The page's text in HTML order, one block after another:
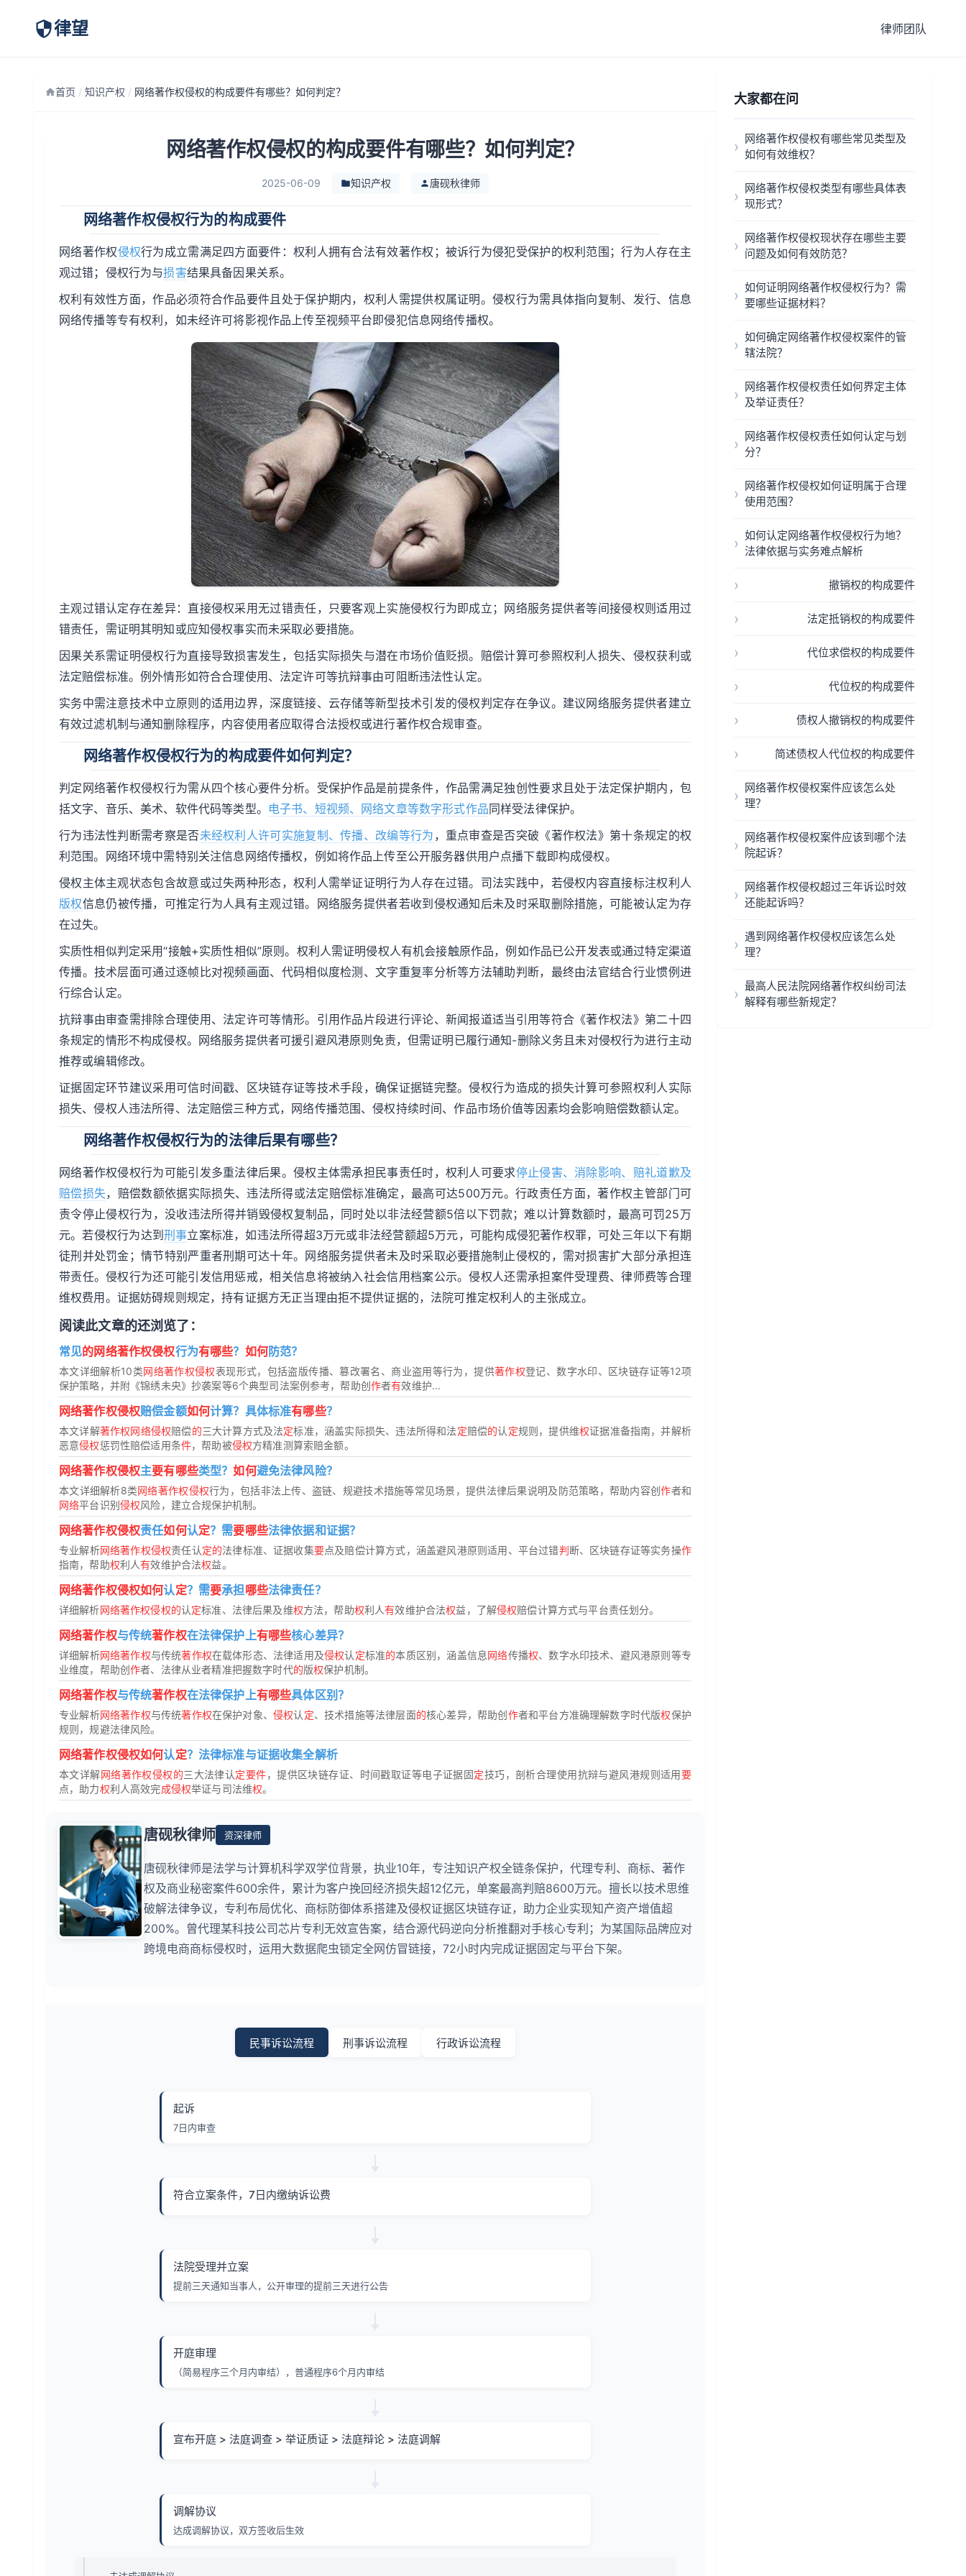
律望 律师团队
首页 / 知识产权 / 网络著作权侵权的构成要件有哪些？如何判定？
网络著作权侵权的构成要件有哪些？如何判定？
2025-06-09 知识产权 唐砚秋律师
网络著作权侵权行为的构成要件
网络著作权侵权行为成立需满足四方面要件：权利人拥有合法有效著作权；被诉行为侵犯受保护的权利范围；行为人存在主
观过错；侵权行为与损害结果具备因果关系。
权利有效性方面，作品必须符合作品要件且处于保护期内，权利人需提供权属证明。侵权行为需具体指向复制、发行、信息
网络传播等专有权利，如未经许可将影视作品上传至视频平台即侵犯信息网络传播权。
主观过错认定存在差异：直接侵权采用无过错责任，只要客观上实施侵权行为即成立；网络服务提供者等间接侵权则适用过
错责任，需证明其明知或应知侵权事实而未采取必要措施。
因果关系需证明侵权行为直接导致损害发生，包括实际损失与潜在市场价值贬损。赔偿计算可参照权利人损失、侵权获利或
法定赔偿标准。例外情形如符合合理使用、法定许可等抗辩事由可阻断违法性认定。
实务中需注意技术中立原则的适用边界，深度链接、云存储等新型技术引发的侵权判定存在争议。建议网络服务提供者建立
有效过滤机制与通知删除程序，内容使用者应取得合法授权或进行著作权合规审查。
网络著作权侵权行为的构成要件如何判定？
判定网络著作权侵权行为需从四个核心要件分析。受保护作品是前提条件，作品需满足独创性要求且处于法定保护期内，包
括文字、音乐、美术、软件代码等类型。 电子书、短视频、网络文章等数字形式作品同样受法律保护。
行为违法性判断需考察是否未经权利人许可实施复制、传播、改编等行为 ，重点审查是否突破《著作权法》第十条规定的权
利范围。网络环境中需特别关注信息网络传播权，例如将作品上传至公开服务器供用户点播下载即构成侵权。
侵权主体主观状态包含故意或过失两种形态，权利人需举证证明行为人存在过错。司法实践中，若侵权内容直接标注权利人
版权信息仍被传播，可推定行为人具有主观过错。网络服务提供者若收到侵权通知后未及时采取删除措施，可能被认定为存
在过失。
实质性相似判定采用“接触+实质性相似”原则。权利人需证明侵权人有机会接触原作品，例如作品已公开发表或通过特定渠道
传播。技术层面可通过逐帧比对视频画面、代码相似度检测、文字重复率分析等方法辅助判断，最终由法官结合行业惯例进
行综合认定。
抗辩事由审查需排除合理使用、法定许可等情形。引用作品片段进行评论、新闻报道适当引用等符合《著作权法》第二十四
条规定的情形不构成侵权。网络服务提供者可援引避风港原则免责，但需证明已履行通知-删除义务且未对侵权行为进行主动
推荐或编辑修改。
证据固定环节建议采用可信时间戳、区块链存证等技术手段，确保证据链完整。侵权行为造成的损失计算可参照权利人实际
损失、侵权人违法所得、法定赔偿三种方式，网络传播范围、侵权持续时间、作品市场价值等因素均会影响赔偿数额认定。
网络著作权侵权行为的法律后果有哪些？
网络著作权侵权行为可能引发多重法律后果。侵权主体需承担民事责任时，权利人可要求停止侵害、消除影响、赔礼道歉及
赔偿损失，赔偿数额依据实际损失、违法所得或法定赔偿标准确定，最高可达500万元。行政责任方面，著作权主管部门可
责令停止侵权行为，没收违法所得并销毁侵权复制品，同时处以非法经营额5倍以下罚款；难以计算数额时，最高可罚25万
元。若侵权行为达到 刑事立案标准，如违法所得超3万元或非法经营额超5万元，可能构成侵犯著作权罪，可处三年以下有期
徒刑并处罚金；情节特别严重者刑期可达十年。网络服务提供者未及时采取必要措施制止侵权的，需对损害扩大部分承担连
带责任。侵权行为还可能引发信用惩戒，相关信息将被纳入社会信用档案公示。侵权人还需承担案件受理费、律师费等合理
维权费用。证据妨碍规则规定，持有证据方无正当理由拒不提供证据的，法院可推定权利人的主张成立。
阅读此文章的还浏览了：
常见的网络著作权侵权行为有哪些？ 如何防范？
本文详细解析10类网络著作权侵权表现形式，包括盗版传播、篡改署名、商业盗用等行为，提供著作权登记、数字水印、区块链存证等12项
保护策略，并附《锦绣未央》抄袭案等6个典型司法案例参考，帮助创作者有效维护...
网络著作权侵权赔偿金额如何计算？具体标准有哪些？
本文详解著作权网络侵权赔偿的三大计算方式及法定标准，涵盖实际损失、违法所得和法定赔偿的认 定规则，提供维权证据准备指南，并解析
恶意侵权惩罚性赔偿适用条件，帮助被侵权方精准测算索赔金额。
网络著作权侵权主要有哪些类型？如何避免法律风险？
本文详细解析8类网络著作权侵权行为，包括非法上传、盗链、规避技术措施等常见场景，提供法律后果说明及防范策略，帮助内容创作者和
网络平台识别侵权风险，建立合规保护机制。
网络著作权侵权责任如何认定？需要哪些法律依据和证据？
专业解析网络著作权侵权责任认定的法律标准、证据收集要点及赔偿计算方式，涵盖避风港原则适用、平台过错判断、区块链存证等实务操作
指南，帮助权利人有效维护合法权益。
网络著作权侵权如何认定？需要承担哪些法律责任？
详细解析网络著作权侵权的认定标准、法律后果及维权方法，帮助权利人有效维护合法权益，了解侵权赔偿计算方式与平台责任划分。
网络著作权与传统著作权在法律保护上有哪些核心差异？
详细解析网络著作权与传统著作权在载体形态、法律适用及侵权认 定标准的本质区别，涵盖信息网络传播权、数字水印技术、避风港原则等专
业维度，帮助创作者、法律从业者精准把握数字时代的版权保护机制。
网络著作权与传统著作权在法律保护上有哪些具体区别？
专业解析网络著作权与传统著作权在保护对象、侵权认 定、技术措施等法律层面的核心差异，帮助创作者和平台方准确理解数字时代版权保护
规则，规避法律风险。
网络著作权侵权如何认定？法律标准与证据收集全解析
本文详解网络著作权侵权的三大法律认定要件，提供区块链存证、时间戳取证等电子证据固定技巧，剖析合理使用抗辩与避风港规则适用要
点，助力权利人高效完成侵权举证与司法维权。
唐砚秋律师 资深律师
唐砚秋律师是法学与计算机科学双学位背景，执业10年，专注知识产权全链条保护，代理专利、商标、著作
权及商业秘密案件600余件，累计为客户挽回经济损失超12亿元，单案最高判赔8600万元。擅长以技术思维
破解法律争议，专利布局优化、商标防御体系搭建及侵权证据区块链存证，助力企业实现知产资产增值超
200%。曾代理某科技公司芯片专利无效宣告案，结合源代码逆向分析推翻对手核心专利；为某国际品牌应对
跨境电商商标侵权时，运用大数据爬虫锁定全网仿冒链接，72小时内完成证据固定与平台下架。
民事诉讼流程 刑事诉讼流程 行政诉讼流程
起诉
7日内审查
符合立案条件，7日内缴纳诉讼费
法院受理并立案
提前三天通知当事人，公开审理的提前三天进行公告
开庭审理
（简易程序三个月内审结），普通程序6个月内审结
宣布开庭 > 法庭调查 > 举证质证 > 法庭辩论 > 法庭调解
调解协议
达成调解协议，双方签收后生效
大家都在问
网络著作权侵权有哪些常见类型及
如何有效维权？
网络著作权侵权类型有哪些具体表
现形式？
网络著作权侵权现状存在哪些主要
问题及如何有效防范？
如何证明网络著作权侵权行为？需
要哪些证据材料？
如何确定网络著作权侵权案件的管
辖法院？
网络著作权侵权责任如何界定主体
及举证责任？
网络著作权侵权责任如何认定与划
分？
网络著作权侵权如何证明属于合理
使用范围？
如何认定网络著作权侵权行为地？
法律依据与实务难点解析
撤销权的构成要件
法定抵销权的构成要件
代位求偿权的构成要件
代位权的构成要件
债权人撤销权的构成要件
简述债权人代位权的构成要件
网络著作权侵权案件应该怎么处
理？
网络著作权侵权案件应该到哪个法
院起诉？
网络著作权侵权超过三年诉讼时效
还能起诉吗？
遇到网络著作权侵权应该怎么处
理？
最高人民法院网络著作权纠纷司法
解释有哪些新规定？